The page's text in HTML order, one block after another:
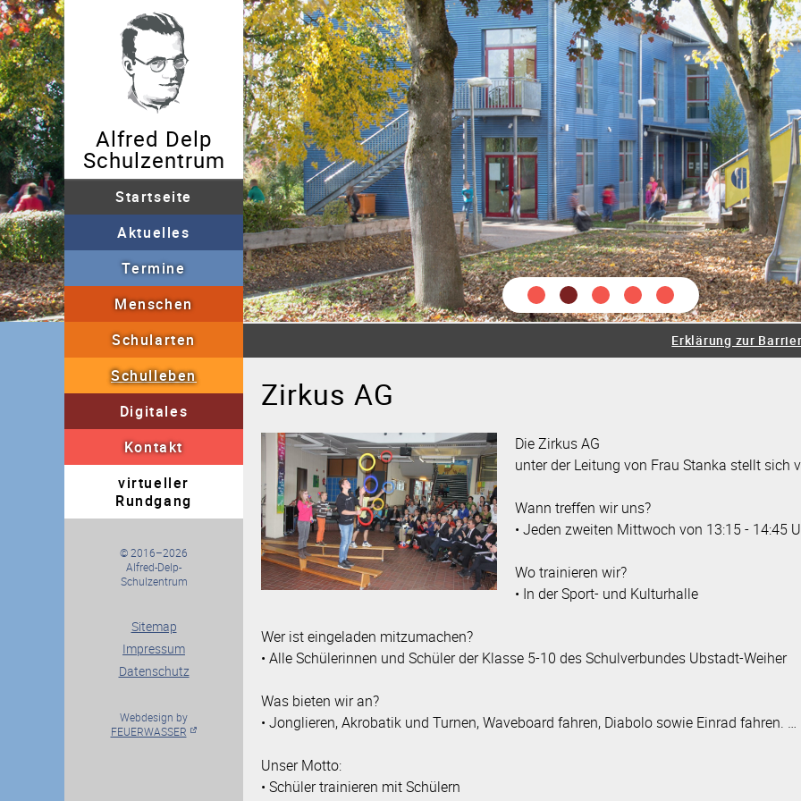
Alfred Delp
Schulzentrum
Startseite
Aktuelles
Archiv
Termine
Menschen
Sekretariat Schulleitung Lehrer Schüler Sozialarbeiter Schulseelsorge
Schularten Werkrealschule
Schulleben
Digitales
Kontakt Kontaktformular Impressum Datenschutz
virtueller
Rundgang
Schularten Schulleben Sprachprofil mit Bili-Zug
Berufliche Orientierung Individuelle Förderung
© 2016–2026
Alfred-Delp-
Schulzentrum
Sitemap
Impressum
Datenschutz
Webdesign by
FEUERWASSER
Erklärung zur
Zirkus AG
Die Zirkus AG
unter der Leitung von Frau Stanka stellt sich
Wann treffen wir uns?
• Jeden zweiten Mittwoch von 13:15 - 14:45
Wo trainieren wir?
• In der Sport- und Kulturhalle
Wer ist eingeladen mitzumachen?
• Alle Schülerinnen und Schüler der Klasse 5-10 des Schulverbundes Ubstadt-Weiher
Was bieten wir an?
• Jonglieren, Akrobatik und Turnen, Waveboard fahren, Diabolo sowie Einrad fahren. …
Unser Motto:
• Schüler trainieren mit Schülern